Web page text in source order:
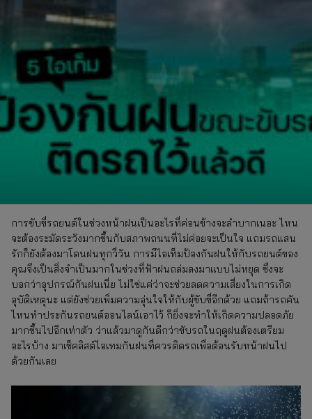
การขับขี่รถยนต์ในช่วงหน้าฝนเป็นอะไรที่ค่อนข้างจะลำบากเนอะ ไหน
จะต้องระมัดระวังมากขึ้นกับสภาพถนนที่ไม่ค่อยจะเป็นใจ แถมรถแสน
รักก็ยังต้องมาโดนฝนทุกวี่วัน การมีไอเท็มป้องกันฝนให้กับรถยนต์ของ
คุณจึงเป็นสิ่งจำเป็นมากในช่วงที่ฟ้าฝนถล่มลงมาแบบไม่หยุด ซึ่งจะ
บอกว่าอุปกรณ์กันฝนเนี่ย ไม่ใช่แค่ว่าจะช่วยลดความเสี่ยงในการเกิด
อุบัติเหตุนะ แต่ยังช่วยเพิ่มความอุ่นใจให้กับผู้ขับขี่อีกด้วย แถมถ้ารถคัน
ไหนทำประกันรถยนต์ออนไลน์เอาไว้ ก็ยิ่งจะทำให้เกิดความปลอดภัย
มากขึ้นไปอีกเท่าตัว ว่าแล้วมาดูกันดีกว่าขับรถในฤดูฝนต้องเตรียม
อะไรบ้าง มาเช็คลิสต์ไอเทมกันฝนที่ควรติดรถเพื่อต้อนรับหน้าฝนไป
ด้วยกันเลย